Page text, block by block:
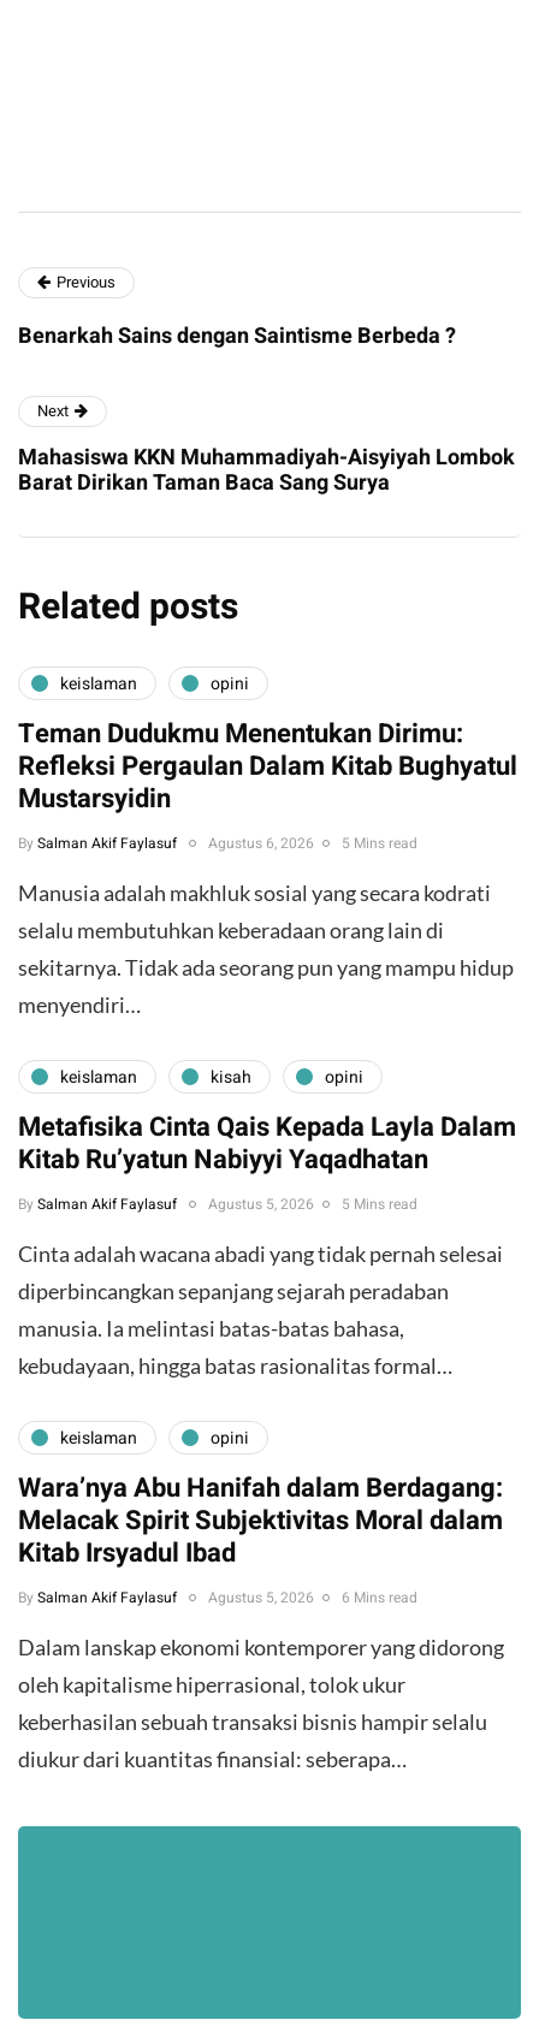
Previous
Benarkah Sains dengan Saintisme Berbeda ?
Next
Mahasiswa KKN Muhammadiyah-Aisyiyah Lombok
Barat Dirikan Taman Baca Sang Surya
Related posts
keislaman opini
Teman Dudukmu Menentukan Dirimu:
Refleksi Pergaulan Dalam Kitab Bughyatul
Mustarsyidin
By Salman Akif Faylasuf Agustus 6, 2026 5 Mins read
Manusia adalah makhluk sosial yang secara kodrati
selalu membutuhkan keberadaan orang lain di
sekitarnya. Tidak ada seorang pun yang mampu hidup
menyendiri…
keislaman kisah opini
Metafisika Cinta Qais Kepada Layla Dalam
Kitab Ru’yatun Nabiyyi Yaqadhatan
By Salman Akif Faylasuf Agustus 5, 2026 5 Mins read
Cinta adalah wacana abadi yang tidak pernah selesai
diperbincangkan sepanjang sejarah peradaban
manusia. Ia melintasi batas-batas bahasa,
kebudayaan, hingga batas rasionalitas formal…
keislaman opini
Wara’nya Abu Hanifah dalam Berdagang:
Melacak Spirit Subjektivitas Moral dalam
Kitab Irsyadul Ibad
By Salman Akif Faylasuf Agustus 5, 2026 6 Mins read
Dalam lanskap ekonomi kontemporer yang didorong
oleh kapitalisme hiperrasional, tolok ukur
keberhasilan sebuah transaksi bisnis hampir selalu
diukur dari kuantitas finansial: seberapa…